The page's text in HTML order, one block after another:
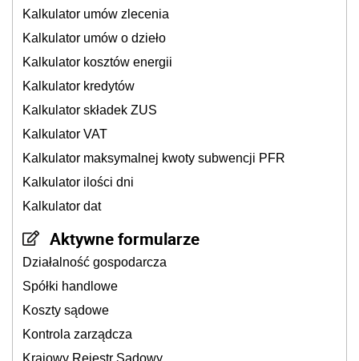
Kalkulator umów zlecenia
Kalkulator umów o dzieło
Kalkulator kosztów energii
Kalkulator kredytów
Kalkulator składek ZUS
Kalkulator VAT
Kalkulator maksymalnej kwoty subwencji PFR
Kalkulator ilości dni
Kalkulator dat
Aktywne formularze
Działalność gospodarcza
Spółki handlowe
Koszty sądowe
Kontrola zarządcza
Krajowy Rejestr Sądowy